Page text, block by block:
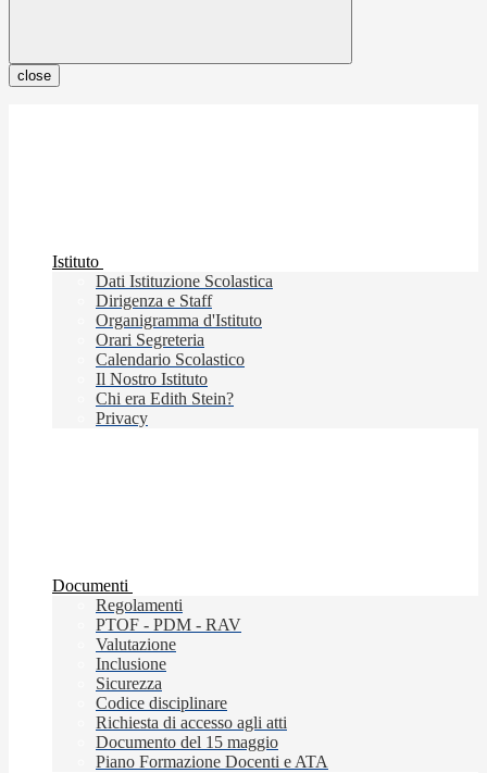
close
Istituto
Dati Istituzione Scolastica
Dirigenza e Staff
Organigramma d'Istituto
Orari Segreteria
Calendario Scolastico
Il Nostro Istituto
Chi era Edith Stein?
Privacy
Documenti
Regolamenti
PTOF - PDM - RAV
Valutazione
Inclusione
Sicurezza
Codice disciplinare
Richiesta di accesso agli atti
Documento del 15 maggio
Piano Formazione Docenti e ATA